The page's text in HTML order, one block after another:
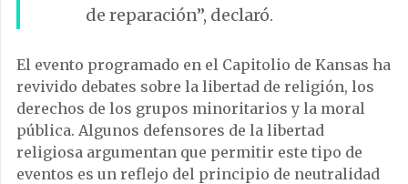
de reparación”, declaró.
El evento programado en el Capitolio de Kansas ha
revivido debates sobre la libertad de religión, los
derechos de los grupos minoritarios y la moral
pública. Algunos defensores de la libertad
religiosa argumentan que permitir este tipo de
eventos es un reflejo del principio de neutralidad